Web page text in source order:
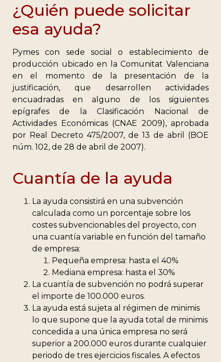
¿Quién puede solicitar
esa ayuda?
Pymes con sede social o establecimiento de
producción ubicado en la Comunitat Valenciana
en el momento de la presentación de la
justificación, que desarrollen actividades
encuadradas en alguno de los siguientes
epígrafes de la Clasificación Nacional de
Actividades Económicas (CNAE 2009), aprobada
por Real Decreto 475/2007, de 13 de abril (BOE
núm. 102, de 28 de abril de 2007).
Cuantía de la ayuda
La ayuda consistirá en una subvención
calculada como un porcentaje sobre los
costes subvencionables del proyecto, con
una cuantía variable en función del tamaño
de empresa:
Pequeña empresa: hasta el 40%
Mediana empresa: hasta el 30%
La cuantía de subvención no podrá superar
el importe de 100.000 euros.
La ayuda está sujeta al régimen de minimis
lo que supone que la ayuda total de minimis
concedida a una única empresa no será
superior a 200.000 euros durante cualquier
periodo de tres ejercicios fiscales. A efectos